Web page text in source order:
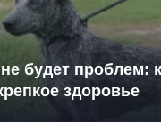
будет проблем:
здоровье